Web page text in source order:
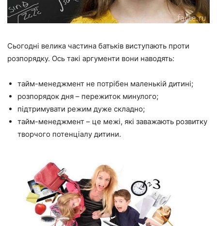
Сьогодні велика частина батьків виступають проти
розпорядку. Ось такі аргументи вони наводять:
тайм-менеджмент не потрібен маленькій дитині;
розпорядок дня – пережиток минулого;
підтримувати режим дуже складно;
тайм-менеджмент – це межі, які заважають розвитку
творчого потенціалу дитини.